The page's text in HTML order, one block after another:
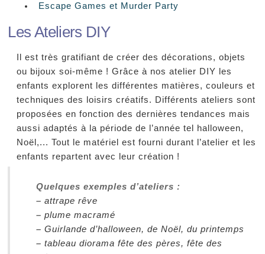
Escape Games et Murder Party
Les Ateliers DIY
Il est très gratifiant de créer des décorations, objets
ou bijoux soi-même ! Grâce à nos atelier DIY les
enfants explorent les différentes matières, couleurs et
techniques des loisirs créatifs. Différents ateliers sont
proposées en fonction des dernières tendances mais
aussi adaptés à la période de l’année tel halloween,
Noël,... Tout le matériel est fourni durant l’atelier et les
enfants repartent avec leur création !
Quelques exemples d’ateliers :
– attrape rêve
– plume macramé
– Guirlande d’halloween, de Noël, du printemps
– tableau diorama fête des pères, fête des